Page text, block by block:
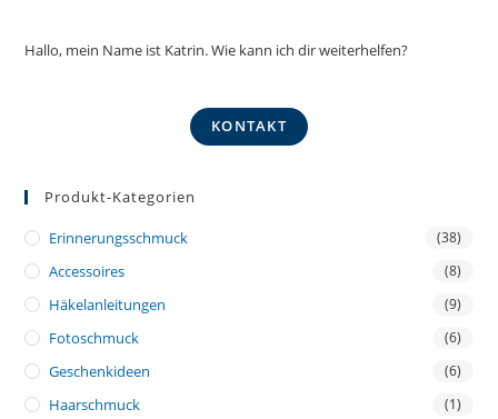
Hallo, mein Name ist Katrin. Wie kann ich dir weiterhelfen?
KONTAKT
Produkt-Kategorien
Erinnerungsschmuck (38)
Accessoires (8)
Häkelanleitungen (9)
Fotoschmuck (6)
Geschenkideen (6)
Haarschmuck (1)